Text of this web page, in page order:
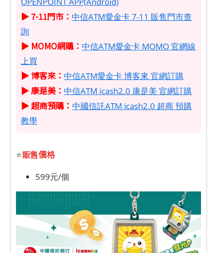
▶ 7-11門市： 中信ATM愛金卡 7-11 販售門市查
詢
▶ MOMO網購： 中信ATM愛金卡 MOMO 官網線
上買
▶ 博客來： 中信ATM愛金卡 博客來 官網訂購
▶ 康是美： 中信ATM icash2.0 康是美 官網訂購
▶ 超商預購： 中國信託ATM icash2.0 超商 預購
教學
⭐販售價格
599元/個